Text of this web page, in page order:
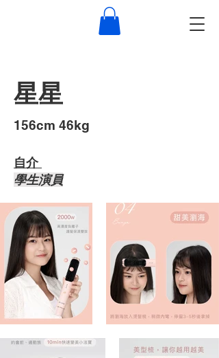
星星
​156cm 46kg
自介 ​
​學生演員